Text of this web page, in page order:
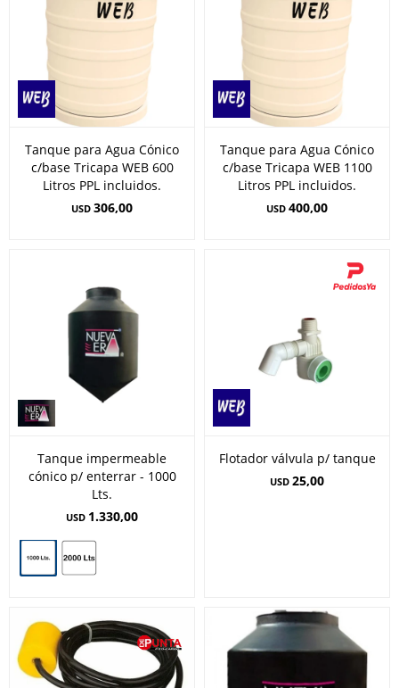
Tanque para Agua Cónico
c/base Tricapa WEB 600
Litros PPL incluidos.
USD 306,00
Tanque para Agua Cónico
c/base Tricapa WEB 1100
Litros PPL incluidos.
USD 400,00
Tanque impermeable
cónico p/ enterrar - 1000
Lts.
USD 1.330,00
Flotador válvula p/ tanque
USD 25,00